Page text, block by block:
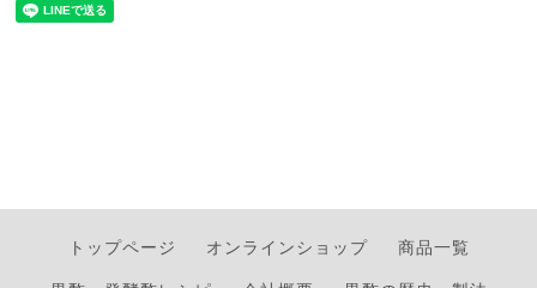
トップページ オンラインショップ 商品一覧